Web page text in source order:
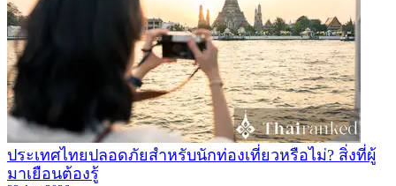
ประเทศไทยปลอดภัยสำหรับนักท่องเที่ยวหรือไม่? สิ่งที่ผู้
มาเยือนต้องรู้